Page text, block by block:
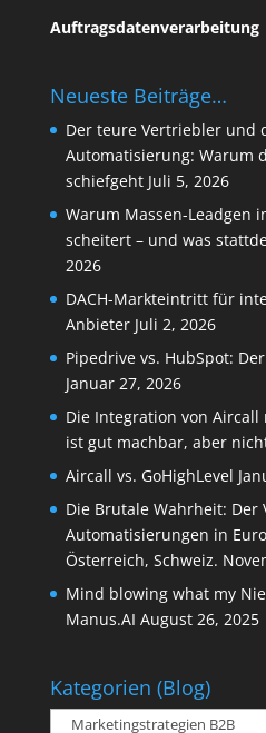
Auftragsdatenverarbeitung
Neueste Beiträge…
Der teure Vertriebler und
Automatisierung: Warum
schiefgeht Juli 5, 2026
Warum Massen-Leadgen
scheitert – und was
2026
DACH-Markteintritt für
Anbieter Juli 2, 2026
Pipedrive vs. HubSpot:
Januar 27, 2026
Die Integration von Aircall
ist gut machbar, aber
Aircall vs. GoHighLevel
Die Brutale Wahrheit: Der
Automatisierungen in
Österreich, Schweiz.
Mind blowing what my
Manus.AI August 26, 2025
Kategorien (Blog)
Kategorien